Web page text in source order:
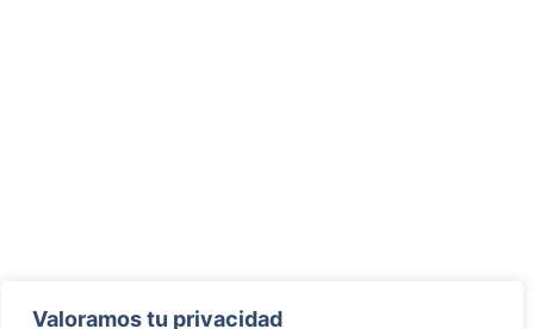
Valoramos tu privacidad